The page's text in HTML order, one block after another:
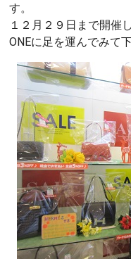
す。
１２月２９日まで開催
ONEに足を運んでみて下